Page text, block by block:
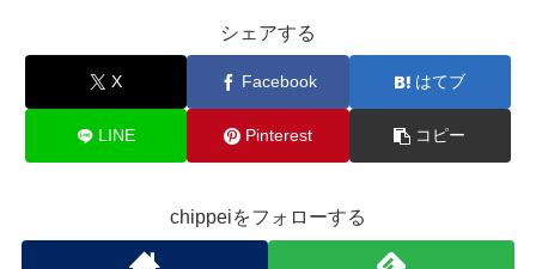
シェアする
X Facebook はてブ
LINE Pinterest コピー
chippeiをフォローする